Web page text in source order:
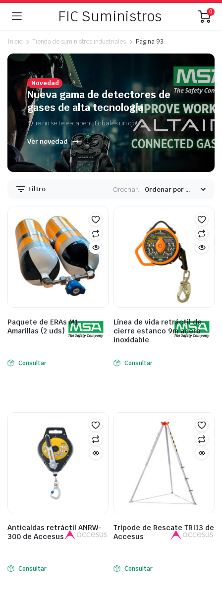
FIC Suministros 0
Inicio Tienda de suministros industriales Página 93
Novedad
Nueva gama de detectores de
gases de alta tecnología
¡Que no se te escapen! ¡Échales un ojo!
Ver novedad
Filtro Ordenar:
Paquete de ERAs M1
Amarillas (2 uds)
Consultar
Línea de vida retráctil de
cierre estanco 9m acero
inoxidable
Consultar
Anticaídas retráctil ANRW-
300 de Accesus
Consultar
Trípode de Rescate TRI13 de
Accesus
Consultar